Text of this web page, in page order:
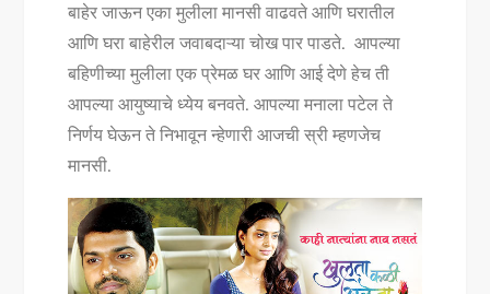
बाहेर जाऊन एका मुलीला मानसी वाढवते आणि घरातील
आणि घरा बाहेरील जवाबदाऱ्या चोख पार पाडते. आपल्या
बहिणीच्या मुलीला एक प्रेमळ घर आणि आई देणे हेच ती
आपल्या आयुष्याचे ध्येय बनवते. आपल्या मनाला पटेल ते
निर्णय घेऊन ते निभावून न्हेणारी आजची स्री म्हणजेच
मानसी.